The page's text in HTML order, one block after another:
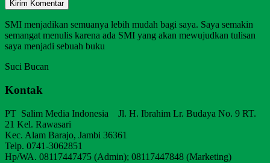
SMI menjadikan semuanya lebih mudah bagi saya. Saya semakin
semangat menulis karena ada SMI yang akan mewujudkan tulisan
saya menjadi sebuah buku
Suci Bucan
Kontak
PT Salim Media Indonesia Jl. H. Ibrahim Lr. Budaya No. 9 RT.
21 Kel. Rawasari
Kec. Alam Barajo, Jambi 36361
Telp. 0741-3062851
Hp/WA. 08117447475 (Admin); 08117447848 (Marketing)